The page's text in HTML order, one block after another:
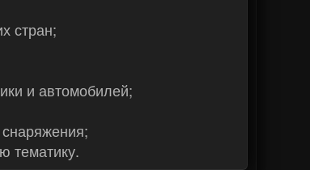
стран;
и автомобилей;
тематику.